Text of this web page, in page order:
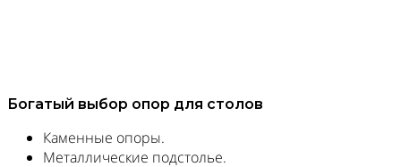
Богатый выбор опор для столов
Каменные опоры.
Металлические подстолье.